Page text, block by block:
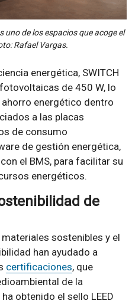
uno de los espacios que acoge el
Rafael Vargas.
energética, SWITCH
de 450 W, lo
energético dentro
a las placas
de consumo
de gestión energética,
el BMS, para facilitar su
energéticos.
de
sostenibles y el
han ayudado a
certificaciones, que
de la
obtenido el sello LEED